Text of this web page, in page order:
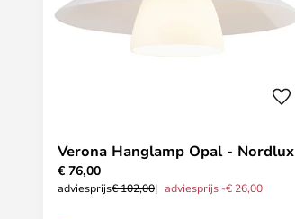
Verona Hanglamp Opal - Nordlux
€ 76,00
adviesprijs€ 102,00 adviesprijs -€ 26,00